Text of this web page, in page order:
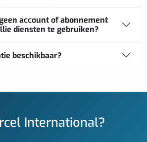
account of abonnement
diensten te gebruiken?
beschikbaar?
International?